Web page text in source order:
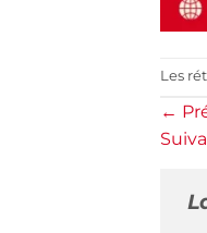
Les
←